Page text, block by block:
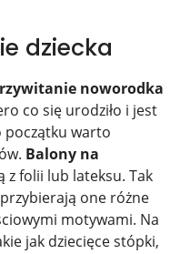
dziecka
noworodka
co się urodziło i jest
początku warto
Balony na
z folii lub lateksu. Tak
one różne
motywami. Na
jak dziecięce stópki,